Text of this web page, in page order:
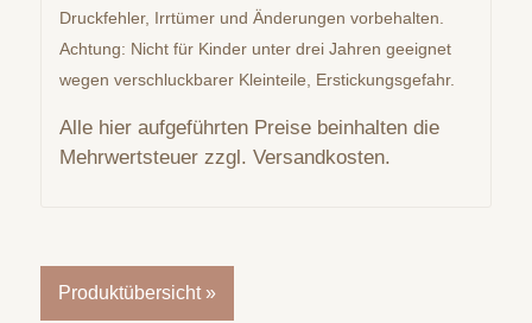
Druckfehler, Irrtümer und Änderungen vorbehalten.
Achtung: Nicht für Kinder unter drei Jahren geeignet
wegen verschluckbarer Kleinteile, Erstickungsgefahr.
Alle hier aufgeführten Preise beinhalten die
Mehrwertsteuer zzgl. Versandkosten.
Produktübersicht »